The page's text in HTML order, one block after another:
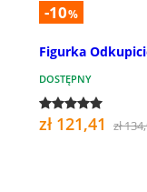
-10%
Figurka
DOSTĘPNY
zł 121,41 zł